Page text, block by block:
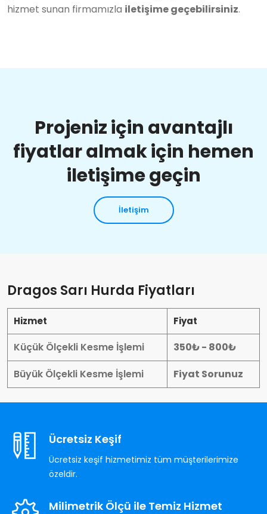
hizmet sunan firmamızla iletişime geçebilirsiniz.
Projeniz için avantajlı
fiyatlar almak için hemen
iletişime geçin
İletişim
Dragos Sarı Hurda Fiyatları
Hizmet Fiyat
Küçük Ölçekli Kesme İşlemi
350₺ - 800₺
Büyük Ölçekli Kesme İşlemi
Fiyat Sorunuz
Ücretsiz Keşif
Ücretsiz keşif hizmetimiz tüm müşterilerimize
özeldir.
Milimetrik Ölçü ile Temiz Hizmet